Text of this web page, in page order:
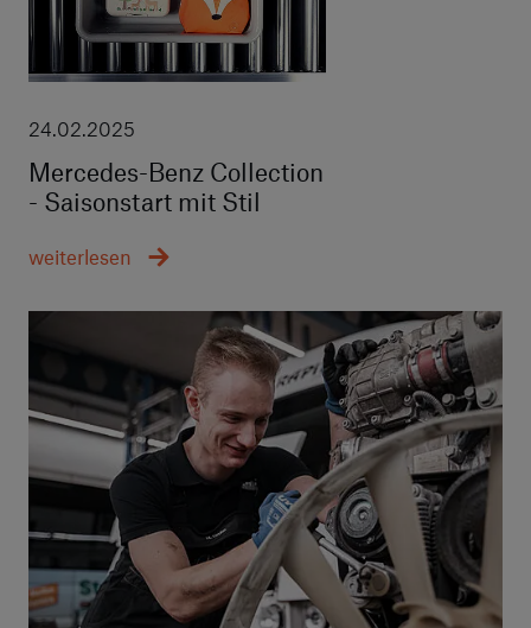
24.02.2025
Mercedes-Benz Collection
- Saisonstart mit Stil
weiterlesen